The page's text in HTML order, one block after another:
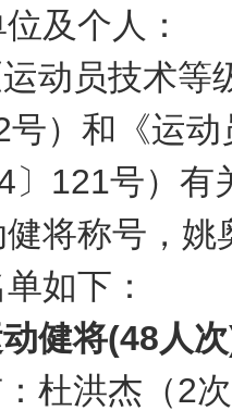
及个人：
动员技术等
号）和《运
〕121号）有
健将称号，
如下：
健将(48人
杜洪杰（2